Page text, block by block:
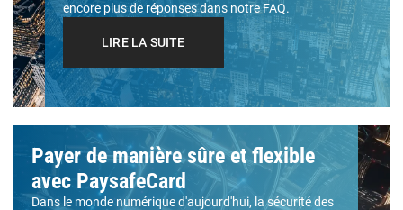
encore plus de réponses dans notre FAQ.
LIRE LA SUITE
Payer de manière sûre et flexible
avec PaysafeCard
Dans le monde numérique d'aujourd'hui, la sécurité des